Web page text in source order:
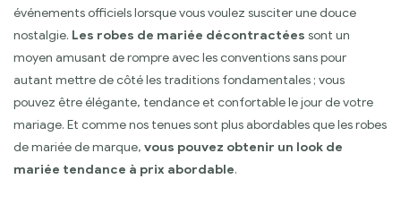
événements officiels lorsque vous voulez susciter une douce
nostalgie. Les robes de mariée décontractées sont un
moyen amusant de rompre avec les conventions sans pour
autant mettre de côté les traditions fondamentales ; vous
pouvez être élégante, tendance et confortable le jour de votre
mariage. Et comme nos tenues sont plus abordables que les robes
de mariée de marque, vous pouvez obtenir un look de
mariée tendance à prix abordable.